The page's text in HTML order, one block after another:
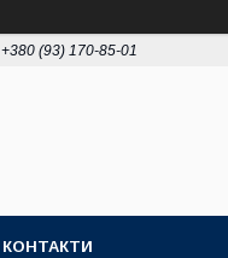
+380 (93) 170-85-01
КОНТАКТИ